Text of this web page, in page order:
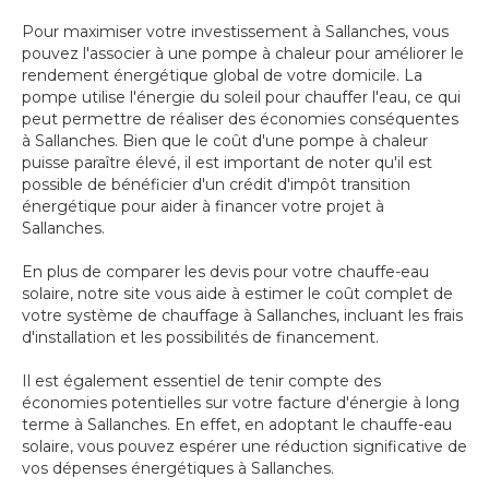
Pour maximiser votre investissement à Sallanches, vous
pouvez l'associer à une pompe à chaleur pour améliorer le
rendement énergétique global de votre domicile. La
pompe utilise l'énergie du soleil pour chauffer l'eau, ce qui
peut permettre de réaliser des économies conséquentes
à Sallanches. Bien que le coût d'une pompe à chaleur
puisse paraître élevé, il est important de noter qu'il est
possible de bénéficier d'un crédit d'impôt transition
énergétique pour aider à financer votre projet à
Sallanches.
En plus de comparer les devis pour votre chauffe-eau
solaire, notre site vous aide à estimer le coût complet de
votre système de chauffage à Sallanches, incluant les frais
d'installation et les possibilités de financement.
Il est également essentiel de tenir compte des
économies potentielles sur votre facture d'énergie à long
terme à Sallanches. En effet, en adoptant le chauffe-eau
solaire, vous pouvez espérer une réduction significative de
vos dépenses énergétiques à Sallanches.